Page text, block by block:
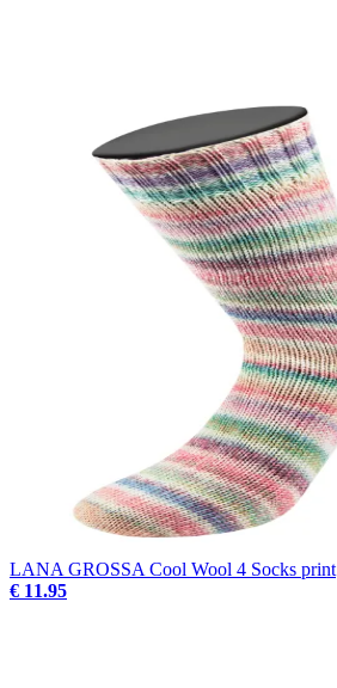
LANA GROSSA Cool Wool 4 Socks print
€ 11.95